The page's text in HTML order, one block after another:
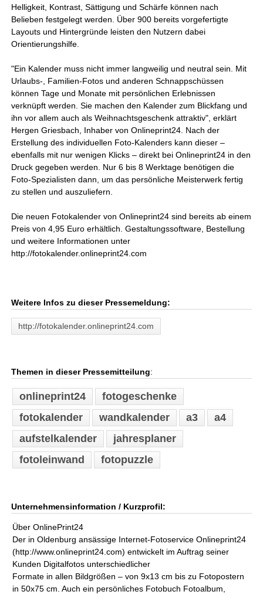
Helligkeit, Kontrast, Sättigung und Schärfe können nach
Belieben festgelegt werden. Über 900 bereits vorgefertigte
Layouts und Hintergründe leisten den Nutzern dabei
Orientierungshilfe.
"Ein Kalender muss nicht immer langweilig und neutral sein. Mit
Urlaubs-, Familien-Fotos und anderen Schnappschüssen
können Tage und Monate mit persönlichen Erlebnissen
verknüpft werden. Sie machen den Kalender zum Blickfang und
ihn vor allem auch als Weihnachtsgeschenk attraktiv", erklärt
Hergen Griesbach, Inhaber von Onlineprint24. Nach der
Erstellung des individuellen Foto-Kalenders kann dieser –
ebenfalls mit nur wenigen Klicks – direkt bei Onlineprint24 in den
Druck gegeben werden. Nur 6 bis 8 Werktage benötigen die
Foto-Spezialisten dann, um das persönliche Meisterwerk fertig
zu stellen und auszuliefern.
Die neuen Fotokalender von Onlineprint24 sind bereits ab einem
Preis von 4,95 Euro erhältlich. Gestaltungssoftware, Bestellung
und weitere Informationen unter
http://fotokalender.onlineprint24.com
Weitere Infos zu dieser Pressemeldung:
http://fotokalender.onlineprint24.com
Themen in dieser Pressemitteilung:
onlineprint24
fotogeschenke
fotokalender
wandkalender a3
a4
aufstelkalender
jahresplaner
fotoleinwand
fotopuzzle
Unternehmensinformation / Kurzprofil:
Über OnlinePrint24
Der in Oldenburg ansässige Internet-Fotoservice Onlineprint24
(http://www.onlineprint24.com) entwickelt im Auftrag seiner
Kunden Digitalfotos unterschiedlicher
Formate in allen Bildgrößen – von 9x13 cm bis zu Fotopostern
in 50x75 cm. Auch ein persönliches Fotobuch Fotoalbum,